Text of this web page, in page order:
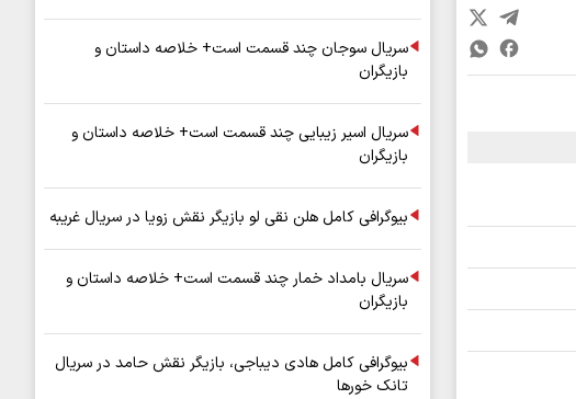
سریال سوجان چند قسمت است+ خلاصه داستان و
بازیگران
سریال اسیر زیبایی چند قسمت است+ خلاصه داستان و
بازیگران
بیوگرافی کامل هلن نقی لو بازیگر نقش زویا در سریال غریبه
سریال بامداد خمار چند قسمت است+ خلاصه داستان و
بازیگران
بیوگرافی کامل هادی دیباجی، بازیگر نقش حامد در سریال
تانک خورها